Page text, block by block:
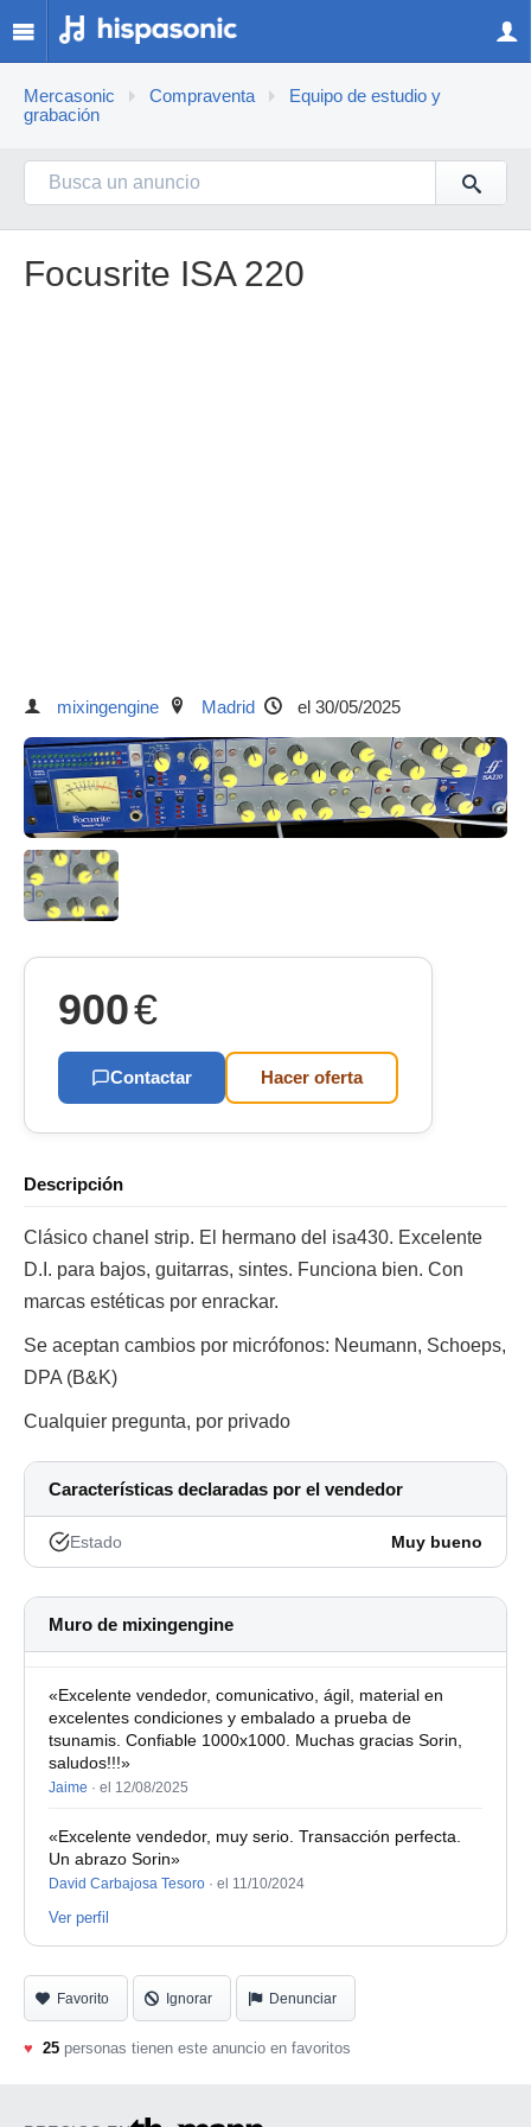
Mercasonic Compraventa
Equipo de estudio y
grabación
Focusrite ISA 220
mixingengine Madrid el 30/05/2025
900€
Contactar Hacer oferta
Descripción
Clásico chanel strip. El hermano del isa430. Excelente
D.I. para bajos, guitarras, sintes. Funciona bien. Con
marcas estéticas por enrackar.
Se aceptan cambios por micrófonos: Neumann, Schoeps,
DPA (B&K)
Cualquier pregunta, por privado
Características declaradas por el vendedor
Estado Muy bueno
Muro de mixingengine
«Excelente vendedor, comunicativo, ágil, material en
excelentes condiciones y embalado a prueba de
tsunamis. Confiable 1000x1000. Muchas gracias Sorin,
saludos!!!»
Jaime · el 12/08/2025
«Excelente vendedor, muy serio. Transacción perfecta.
Un abrazo Sorin»
David Carbajosa Tesoro · el 11/10/2024
Ver perfil
Favorito Ignorar Denunciar
♥ 25 personas tienen este anuncio en favoritos